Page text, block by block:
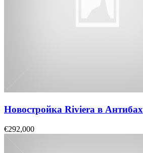
Новостройка Riviera в Антибах
€292,000